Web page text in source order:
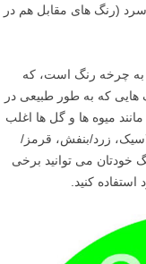
(رنگ های مقابل هم در
به چرخه رنگ است، که
هایی که به طور طبیعی در
میوه ها و گل ها اغلب
زرد/بنفش، قرمز/
خودتان می توانید برخی
استفاده کنید.